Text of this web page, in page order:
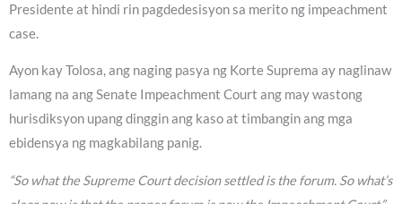
Presidente at hindi rin pagdedesisyon sa merito ng impeachment
case.
Ayon kay Tolosa, ang naging pasya ng Korte Suprema ay naglinaw
lamang na ang Senate Impeachment Court ang may wastong
hurisdiksyon upang dinggin ang kaso at timbangin ang mga
ebidensya ng magkabilang panig.
“So what the Supreme Court decision settled is the forum. So what’s